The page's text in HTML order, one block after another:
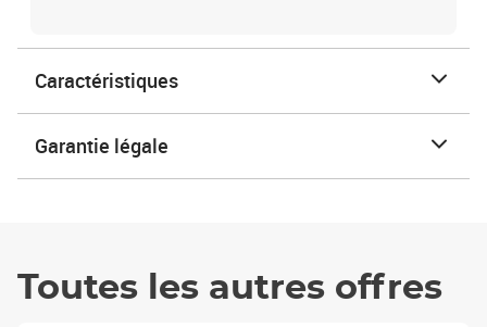
Caractéristiques
Garantie légale
Toutes les autres offres